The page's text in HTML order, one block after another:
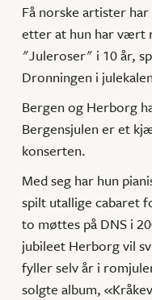
Få norske artister
etter at hun har vært
"Juleroser" i 10 år,
Dronningen i
Bergen og Herborg
Bergensjulen er et
konserten.
Med seg har hun
spilt utallige cabaret
to møttes på DNS i
jubileet Herborg vil
fyller selv år i
solgte album,